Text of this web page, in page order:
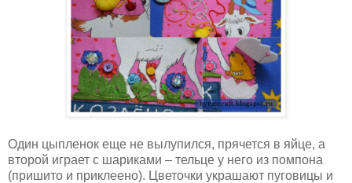
Один цыпленок еще не вылупился, прячется в яйце, а
второй играет с шариками – тельце у него из помпона
(пришито и приклеено). Цветочки украшают пуговицы и